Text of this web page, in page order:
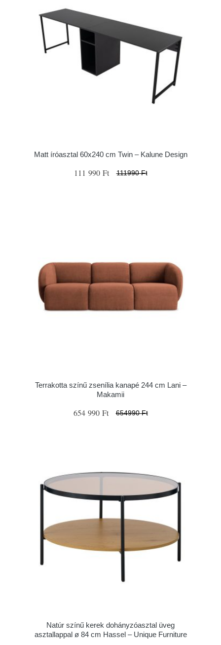
Matt íróasztal 60x240 cm Twin – Kalune Design
111 990 Ft 111990 Ft
Terrakotta színű zsenília kanapé 244 cm Lani –
Makamii
654 990 Ft 654990 Ft
Natúr színű kerek dohányzóasztal üveg
asztallappal ø 84 cm Hassel – Unique Furniture